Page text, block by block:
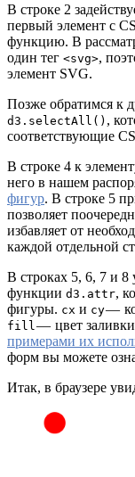
В строке 2
первый элемент с
функцию. В
один тег <svg>,
элемент SVG.
Позже обратимся к
d3.selectAll() ,
соответствующие
В строке 4 к
него в нашем
фигур. В строке 5
позволяет
избавляет от
каждой отдельной
В строках 5, 6, 7 и
функции d3.attr,
фигуры. cx и cy—
fill — цвет
примерами их
форм вы можете
Итак, в браузере